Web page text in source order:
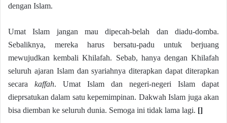
dengan Islam.
Umat Islam jangan mau dipecah-belah dan diadu-domba.
Sebaliknya, mereka harus bersatu-padu untuk berjuang
mewujudkan kembali Khilafah. Sebab, hanya dengan Khilafah
seluruh ajaran Islam dan syariahnya diterapkan dapat diterapkan
secara kaffah. Umat Islam dan negeri-negeri Islam dapat
dieprsatukan dalam satu kepemimpinan. Dakwah Islam juga akan
bisa diemban ke seluruh dunia. Semoga ini tidak lama lagi. []